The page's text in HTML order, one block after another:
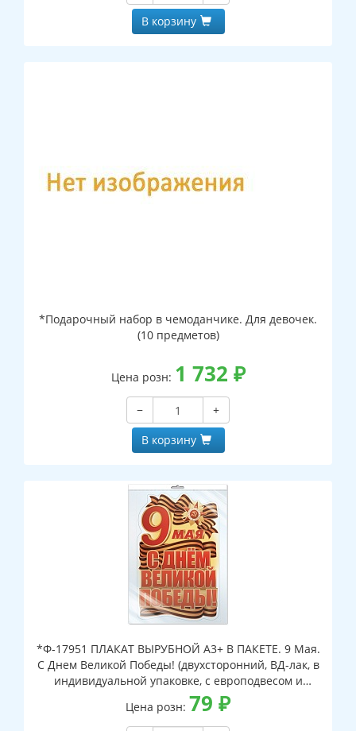
В корзину
*Подарочный набор в чемоданчике. Для девочек.
(10 предметов)
Цена розн: 1 732 ₽
−
+
В корзину
*Ф-17951 ПЛАКАТ ВЫРУБНОЙ А3+ В ПАКЕТЕ. 9 Мая.
С Днем Великой Победы! (двухсторонний, ВД-лак, в
индивидуальной упаковке, с европодвесом и
клеевым клапаном)
Цена розн: 79 ₽